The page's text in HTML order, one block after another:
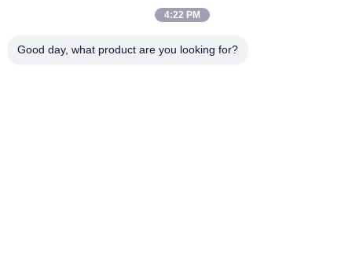
Όλα τα δικαιώματα διατηρούνται.
4:22 PM
Good day, what product are you looking for?